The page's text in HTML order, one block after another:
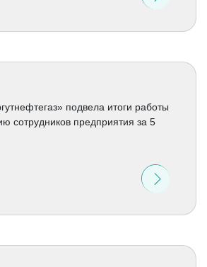
подвела итоги работы
сотрудников предприятия за 5